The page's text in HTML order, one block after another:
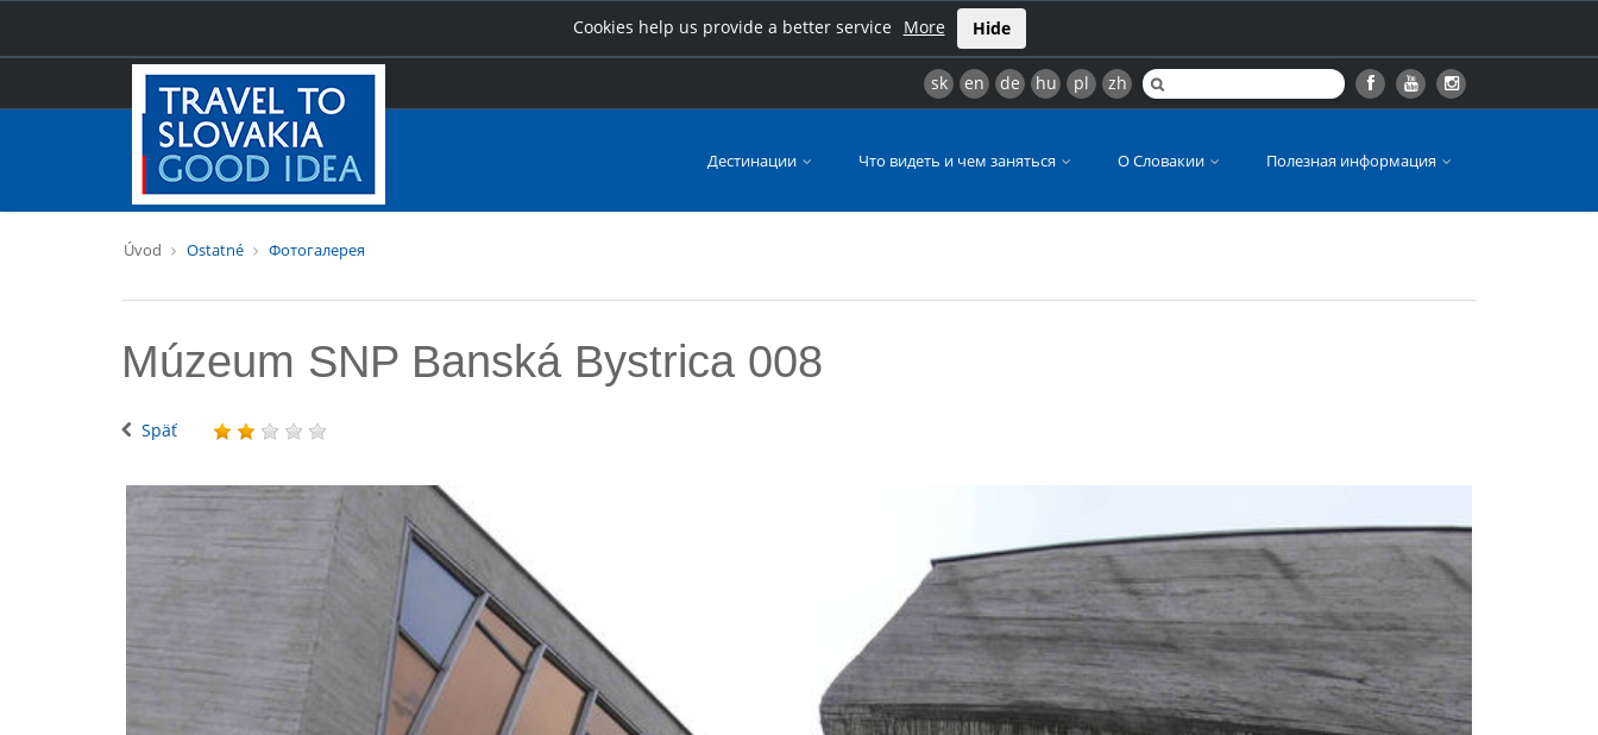
Cookies help us provide a better service More Hide
sk en de hu pl zh
Дестинации Что видеть и чем заняться О Словакии Полезная информация
Úvod Ostatné Фотогалерея
Múzeum SNP Banská Bystrica 008
Späť